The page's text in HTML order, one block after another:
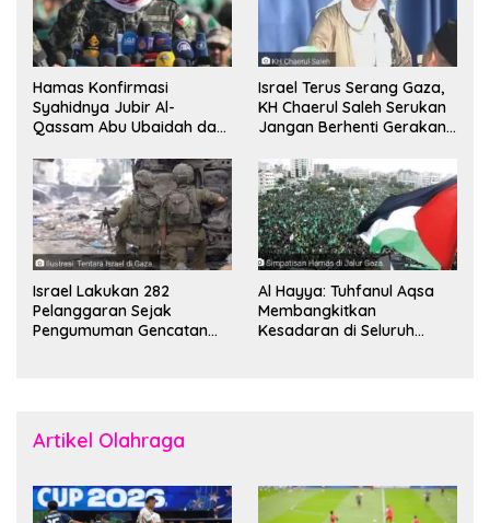
Hamas Konfirmasi
Syahidnya Jubir Al-
Qassam Abu Ubaidah dan
Sinwar
Israel Terus Serang Gaza,
KH Chaerul Saleh Serukan
Jangan Berhenti Gerakan
Israel Lakukan 282
Pelanggaran Sejak
Pengumuman Gencatan
Al Hayya: Tuhfanul Aqsa
Membangkitkan
Kesadaran di Seluruh
Artikel Olahraga